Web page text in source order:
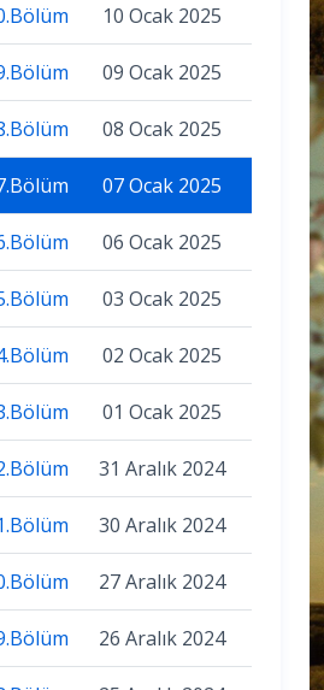
10 Ocak 2025
09 Ocak 2025
08 Ocak 2025
07 Ocak 2025
06 Ocak 2025
03 Ocak 2025
02 Ocak 2025
01 Ocak 2025
31 Aralık 2024
30 Aralık 2024
27 Aralık 2024
26 Aralık 2024